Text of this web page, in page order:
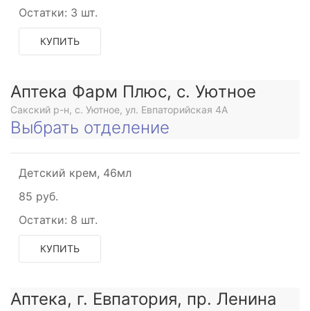
Остатки: 3 шт.
КУПИТЬ
Аптека Фарм Плюс, с. Уютное
Сакский р-н, с. Уютное, ул. Евпаторийская 4А
Выбрать отделение
Детский крем, 46мл
85 руб.
Остатки: 8 шт.
КУПИТЬ
Аптека, г. Евпатория, пр. Ленина